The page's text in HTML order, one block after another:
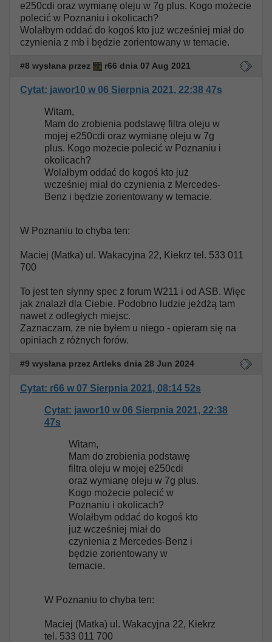
e250cdi oraz wymianę oleju w 7g plus. Kogo możecie
polecić w Poznaniu i okolicach?
Wolałbym oddać do kogoś kto już wcześniej miał do
czynienia z mb i będzie zorientowany w temacie.
#8 wysłana przez r66 dnia 07 Aug 2021
Cytat: jawor10 w 06 Sierpnia 2021, 22:38 47s
Witam,
Mam do zrobienia podstawę filtra oleju w
mojej e250cdi oraz wymianę oleju w 7g
plus. Kogo możecie polecić w Poznaniu i
okolicach?
Wolałbym oddać do kogoś kto już
wcześniej miał do czynienia z Mercedes-
Benz i będzie zorientowany w temacie.
W Poznaniu to chyba ten:
Maciej (Matka) ul. Wakacyjna 22, Kiekrz tel. 533 011
700
To jest ten słynny spec z forum W211 i od ASB. Więc
jak znalazł dla Ciebie. Podobno ludzie jeżdżą tam
nawet z odległych miejsc.
Zaznaczam, że nie byłem u niego - opieram się na
opiniach z różnych forów.
#9 wysłana przez Artleks dnia 28 Jun 2024
Cytat: r66 w 07 Sierpnia 2021, 08:14 52s
Cytat: jawor10 w 06 Sierpnia 2021, 22:38
47s
Witam,
Mam do zrobienia podstawę
filtra oleju w mojej e250cdi
oraz wymianę oleju w 7g plus.
Kogo możecie polecić w
Poznaniu i okolicach?
Wolałbym oddać do kogoś kto
już wcześniej miał do
czynienia z Mercedes-Benz i
będzie zorientowany w
temacie.
W Poznaniu to chyba ten:
Maciej (Matka) ul. Wakacyjna 22, Kiekrz
tel. 533 011 700